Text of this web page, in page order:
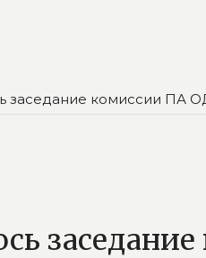
заседание комиссии